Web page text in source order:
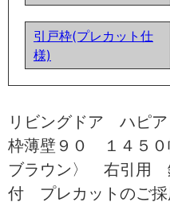
引戸枠(プレカット仕
様)
リビングドア ハピ
枠薄壁９０ １４５
ブラウン〉 右引用
付 プレカットのご採